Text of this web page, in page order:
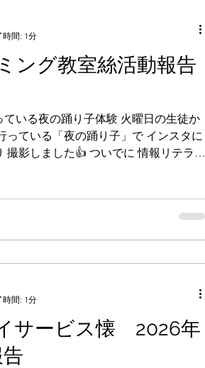
様子 共生型デイサービス懐のページへ
ング教室絲活動報告
ている夜の踊り子体験 火曜日の生徒か
っている「夜の踊り子」で インスタに
撮影しました👍 ついでに 情報リテラシ
時間: 1分
サービス懐 2026年
時間: 1分